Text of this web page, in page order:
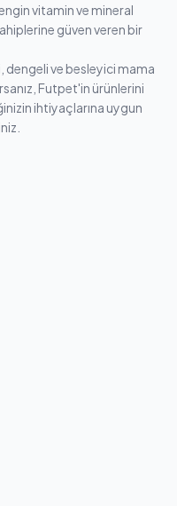
vitamin ve mineral
güven veren bir
dengeli ve besleyici mama
Futpet'in ürünlerini
ihtiyaçlarına uygun